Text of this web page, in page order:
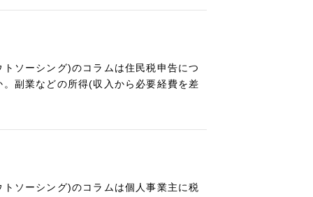
ソーシング)のコラムは住民税申告につ
副業などの所得(収入から必要経費を差
ソーシング)のコラムは個人事業主に税